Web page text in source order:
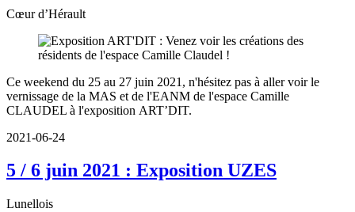
Cœur d’Hérault
Ce weekend du 25 au 27 juin 2021, n'hésitez pas à aller voir le
vernissage de la MAS et de l'EANM de l'espace Camille
CLAUDEL à l'exposition ART’DIT.
2021-06-24
5 / 6 juin 2021 : Exposition UZES
Lunellois